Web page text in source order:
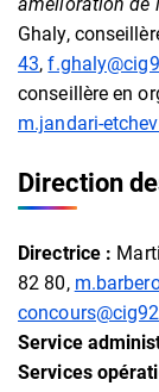
Ghaly,
43,
conseillère en
m.jandari-
Direction
Directrice :
82 80,
Service
Services